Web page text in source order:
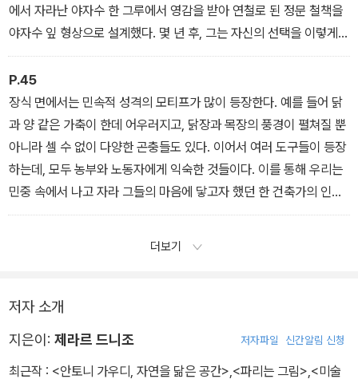
에서 자라난 야자수 한 그루에서 영감을 받아 연철로 된 정문 철책을
야자수 잎 형상으로 설계했다. 몇 년 후, 그는 자신의 선택을 이렇게
설명한다. “측량하러 갔을 때 부지에는 작고 노란 꽃들이 가득 피어
있었습니다. 저는 그 꽃을 도자기 타일 장식의 모티프로 정했습니다.
무성한 야자수도 한 그루 있었는데, 그 잎을 철로 본떠 울타리와 주택
의 출입문을 장식하도록 했지요. _(카사 비센스)
P.45
장식 면에서는 민속적 성격의 모티프가 많이 등장한다. 예를 들어 닭
과 양 같은 가축이 한데 어우러지고, 닭장과 목장의 풍경이 펼쳐질 뿐
아니라 셀 수 없이 다양한 곤충들도 있다. 이어서 여러 도구들이 등장
하는데, 모두 농부와 노동자에게 익숙한 것들이다. 이를 통해 우리는
민중 속에서 나고 자라 그들의 마음에 닿고자 했던 한 건축가의 인류
애적 열정을 더욱 분명히 이해하게 된다. 이러한 면모는 예수의 탄생
좌절감을 줄 수 있었기 때문이다. 희망의 원천이자 기쁨인 탄생을 더
세운다. 이는 탄생의 파사드가 새벽녘 솟아오르는 태양의 첫 빛을 받
도록 하기 위해서였고 그 빛은 되찾은 생명과 새로워진 활력의 상징
더보기
저자 소개
지은이: 제라르 드니조 저자파일 신간알림 신청
최근작 : <안토니 가우디, 자연을 닮은 공간> <파리는 그림> <미술